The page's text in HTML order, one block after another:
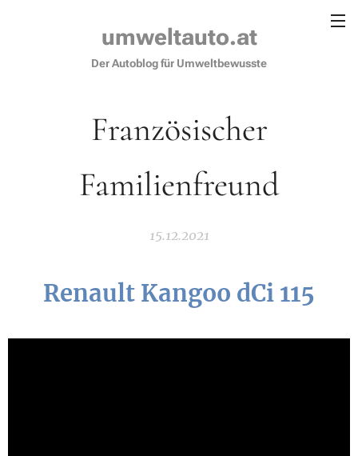
umweltauto.at
Der Autoblog für Umweltbewusste
Französischer
Familienfreund
15.12.2021
Renault Kangoo dCi 115